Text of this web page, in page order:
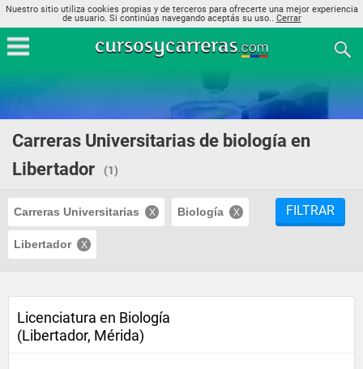
Nuestro sitio utiliza cookies propias y de terceros para ofrecerte una mejor experiencia
de usuario. Si continúas navegando aceptás su uso.. Cerrar
Carreras Universitarias de biología en
Libertador
(1)
Carreras Universitarias Biología
Libertador
FILTRAR
Licenciatura en Biología
(Libertador, Mérida)